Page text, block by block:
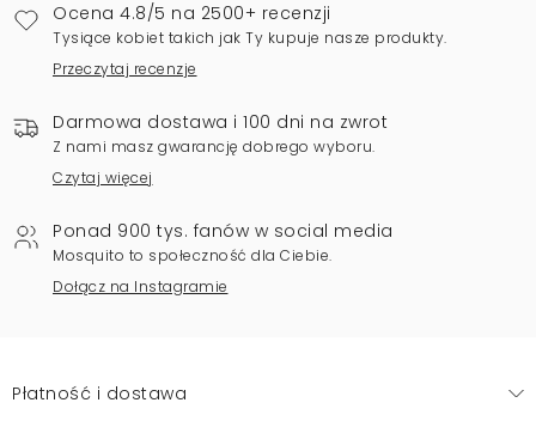
Ocena 4.8/5 na 2500+ recenzji
Tysiące kobiet takich jak Ty kupuje nasze produkty.
Przeczytaj recenzje
Darmowa dostawa i 100 dni na zwrot
Z nami masz gwarancję dobrego wyboru.
Czytaj więcej
Ponad 900 tys. fanów w social media
Mosquito to społeczność dla Ciebie.
Dołącz na Instagramie
Płatność i dostawa